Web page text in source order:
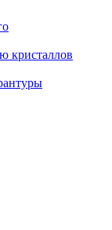
кристаллов